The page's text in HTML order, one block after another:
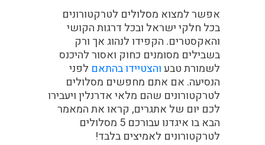
אפשר למצוא מסלולים לטרקטורונים
בכל חלקי ישראל ובכל דרגות הקושי
והאקסטרים. הקפידו לנהוג אך ורק
בשבילים מסומנים כחוק ואסור להיכנס
לשמורת טבעוהצטיידו בהתאם לפני
הנסיעה. אם אתם מחפשים מסלולים
לטרקטורונים שהם מלאי אדרנלין ויעבירו
לכם יום של אתגרים, קראו את המאמר
הבא בו איגדנו עבורכם 5 מסלולים
לטרקטורונים לאמיצים בלבד!